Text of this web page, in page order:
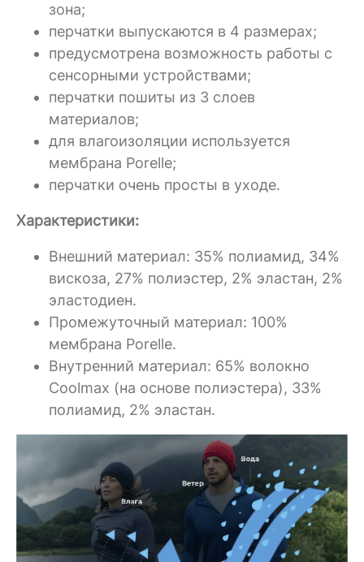
зона;
перчатки выпускаются в 4 размерах;
предусмотрена возможность работы с
сенсорными устройствами;
перчатки пошиты из 3 слоев
материалов;
для влагоизоляции используется
мембрана Porelle;
перчатки очень просты в уходе.
Характеристики:
Внешний материал: 35% полиамид, 34%
вискоза, 27% полиэстер, 2% эластан, 2%
эластодиен.
Промежуточный материал: 100%
мембрана Porelle.
Внутренний материал: 65% волокно
Coolmax (на основе полиэстера), 33%
полиамид, 2% эластан.